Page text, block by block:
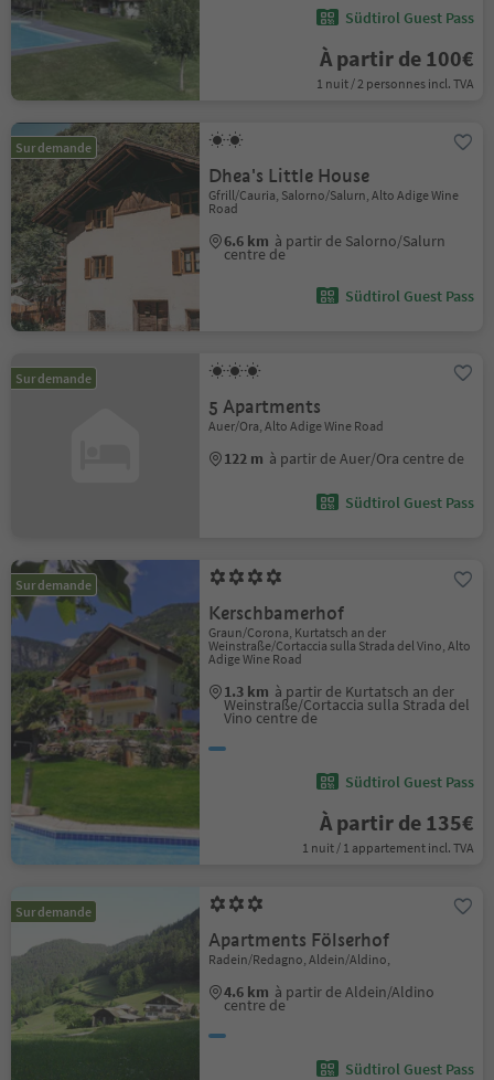
Südtirol Guest Pass
À partir de 100€
1 nuit / 2 personnes incl. TVA
Sur demande
Dhea's Little House
Gfrill/Cauria, Salorno/Salurn, Alto Adige Wine
Road
6.6 km à partir de Salorno/Salurn
centre de
Südtirol Guest Pass
Sur demande
5 Apartments
Auer/Ora, Alto Adige Wine Road
122 m à partir de Auer/Ora centre de
Südtirol Guest Pass
Sur demande
Kerschbamerhof
Graun/Corona, Kurtatsch an der
Weinstraße/Cortaccia sulla Strada del Vino, Alto
Adige Wine Road
1.3 km à partir de Kurtatsch an der
Weinstraße/Cortaccia sulla Strada del
Vino centre de
Südtirol Guest Pass
À partir de 135€
1 nuit / 1 appartement incl. TVA
Sur demande
Apartments Fölserhof
Radein/Redagno, Aldein/Aldino,
4.6 km à partir de Aldein/Aldino
centre de
Südtirol Guest Pass